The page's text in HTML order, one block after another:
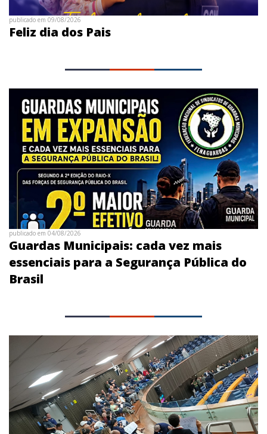
publicado em 09/08/2026
Feliz dia dos Pais
publicado em 04/08/2026
Guardas Municipais: cada vez mais
essenciais para a Segurança Pública do
Brasil